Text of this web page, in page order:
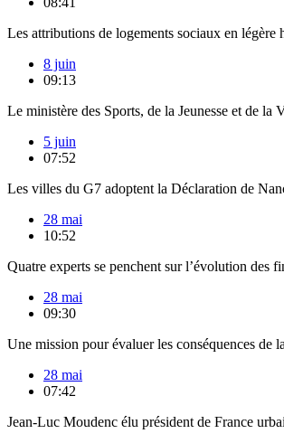
Les attributions de logements sociaux en légère
8 juin
09:13
Le ministère des Sports, de la Jeunesse et de la
5 juin
07:52
Les villes du G7 adoptent la Déclaration de
28 mai
10:52
Quatre experts se penchent sur l’évolution des
28 mai
09:30
Une mission pour évaluer les conséquences de
28 mai
07:42
Jean-Luc Moudenc élu président de France